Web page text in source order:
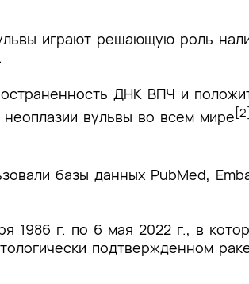
играют решающую роль
ДНК ВПЧ и
неоплазии вульвы во всем мире[2]
базы данных PubMed,
1986 г. по 6 мая 2022 г., в
подтвержденном